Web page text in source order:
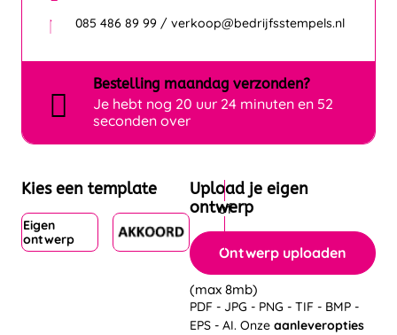
085 486 89 99 / verkoop@bedrijfsstempels.nl
Bestelling maandag verzonden?
Je hebt nog 20 uur 24 minuten en 52
seconden over
Kies een template
Eigen
ontwerp
Upload je eigen
ontwerp
Ontwerp uploaden
(max 8mb)
PDF - JPG - PNG - TIF - BMP -
EPS - AI. Onze aanleveropties